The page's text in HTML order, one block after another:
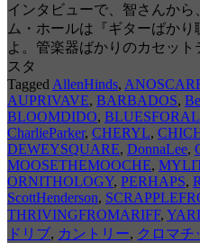
インタビューで、智さんか
ム・ホールは『ギターばか
よ。管楽器ばかりのカセッ
スタ
Tagged AllenHinds,
AUPRIVAVE, BARBADOS,
BLOOMDIDO,
CharlieParker, CHERYL,
DEWEYSQUARE, DonnaLee,
MOOSETHEMOOCHE,
ORNITHOLOGY, PERHAPS,
ScottHenderson,
THRIVINGFROMARIFF,
ドリブ, カントリー, クロマチ